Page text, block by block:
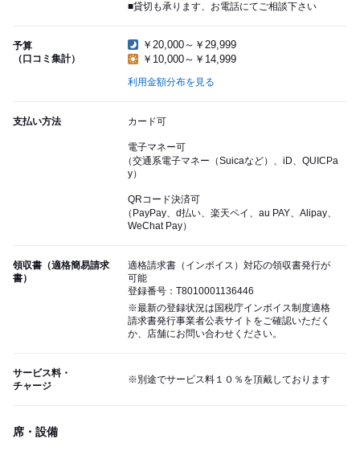
■貸切も承ります、お電話にてご相談下さい
予算
（口コミ集計）
￥20,000～￥29,999
￥10,000～￥14,999
利用金額分布を見る
支払い方法 カード可
電子マネー可
（交通系電子マネー（Suicaなど）、iD、QUICPa
y）
QRコード決済可
（PayPay、d払い、楽天ペイ、au PAY、Alipay、
WeChat Pay）
領収書（適格簡易請求
書）
適格請求書（インボイス）対応の領収書発行が
可能
登録番号：T8010001136446
※最新の登録状況は国税庁インボイス制度適格
請求書発行事業者公表サイトをご確認いただく
か、店舗にお問い合わせください。
サービス料・
チャージ
※別途でサービス料１０％を頂戴しております
席・設備